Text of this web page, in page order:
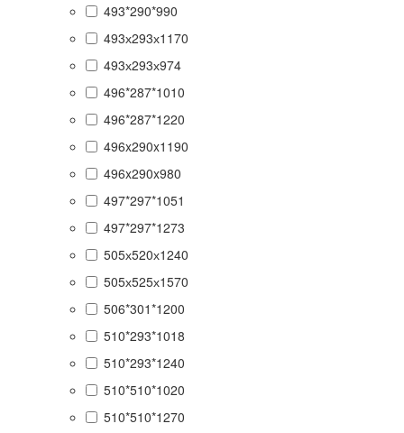
493*290*990
493х293х1170
493х293х974
496*287*1010
496*287*1220
496x290x1190
496x290x980
497*297*1051
497*297*1273
505х520х1240
505х525х1570
506*301*1200
510*293*1018
510*293*1240
510*510*1020
510*510*1270